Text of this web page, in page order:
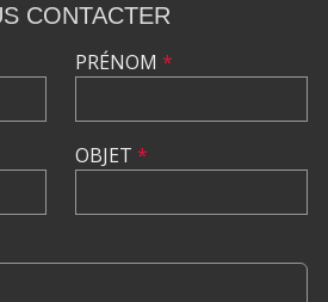
CONTACTER
PRÉNOM *
OBJET *